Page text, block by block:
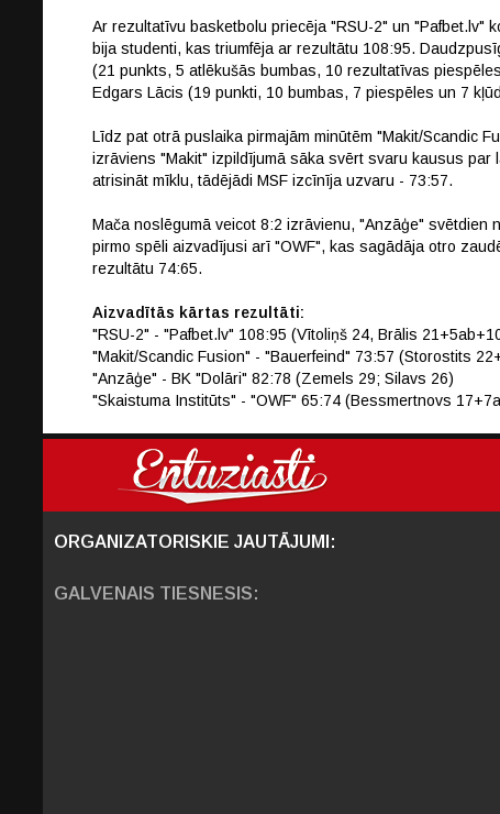
Ar rezultatīvu basketbolu priecēja "RSU-2" un "Pafbet.lv"
bija studenti, kas triumfēja ar rezultātu 108:95.
(21 punkts, 5 atlēkušās bumbas, 10 rezultatīvas
Edgars Lācis (19 punkti, 10 bumbas, 7 piespēles un 7
Līdz pat otrā puslaika pirmajām minūtēm "Makit/Scandic
izrāviens "Makit" izpildījumā sāka svērt svaru kausus par
atrisināt mīklu, tādējādi MSF izcīnīja uzvaru - 73:57.
Mača noslēgumā veicot 8:2 izrāvienu, "Anzāģe" svētdien
pirmo spēli aizvadījusi arī "OWF", kas sagādāja otro
rezultātu 74:65.
Aizvadītās kārtas rezultāti:
"RSU-2" - "Pafbet.lv" 108:95 (Vītoliņš 24, Brālis
"Makit/Scandic Fusion" - "Bauerfeind" 73:57 (Storostits
"Anzāģe" - BK "Dolāri" 82:78 (Zemels 29; Silavs 26)
"Skaistuma Institūts" - "OWF" 65:74 (Bessmertnovs
ORGANIZATORISKIE JAUTĀJUMI:
GALVENAIS TIESNESIS: